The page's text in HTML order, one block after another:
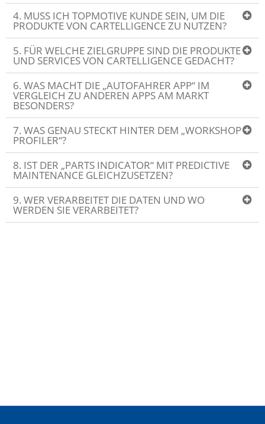
4. MUSS ICH TOPMOTIVE KUNDE SEIN, UM DIE
PRODUKTE VON CARTELLIGENCE ZU NUTZEN?
5. FÜR WELCHE ZIELGRUPPE SIND DIE PRODUKTE
UND SERVICES VON CARTELLIGENCE GEDACHT?
6. WAS MACHT DIE „AUTOFAHRER APP“ IM
VERGLEICH ZU ANDEREN APPS AM MARKT
BESONDERS?
7. WAS GENAU STECKT HINTER DEM „WORKSHOP
PROFILER“?
8. IST DER „PARTS INDICATOR“ MIT PREDICTIVE
MAINTENANCE GLEICHZUSETZEN?
9. WER VERARBEITET DIE DATEN UND WO
WERDEN SIE VERARBEITET?